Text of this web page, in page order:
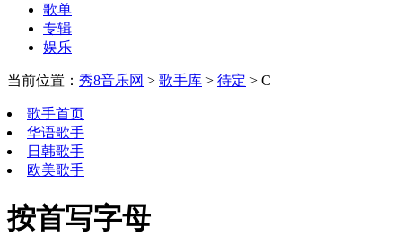
歌单
专辑
娱乐
当前位置： 秀8音乐网 > 歌手库 > 待定 > C
歌手首页
华语歌手
日韩歌手
欧美歌手
按首写字母